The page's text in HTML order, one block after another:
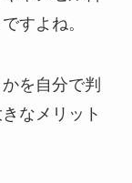
すよね。
を自分で判
なメリット